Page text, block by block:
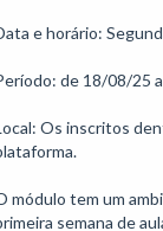
e horário:
de 18/08/25
Os inscritos
módulo tem um
semana de